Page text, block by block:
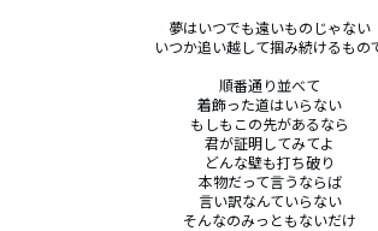
夢はいつでも遠いものじゃない
いつか追い越して掴み続けるもの
順番通り並べて
着飾った道はいらない
もしもこの先があるなら
君が証明してみてよ
どんな壁も打ち破り
本物だって言うならば
言い訳なんていらない
そんなのみっともないだけ